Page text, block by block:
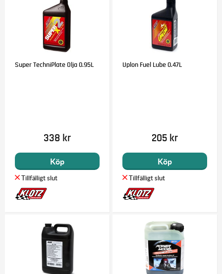
Super TechniPlate Olja 0.95L
338 kr
Köp
Uplon Fuel Lube 0.47L
205 kr
Köp